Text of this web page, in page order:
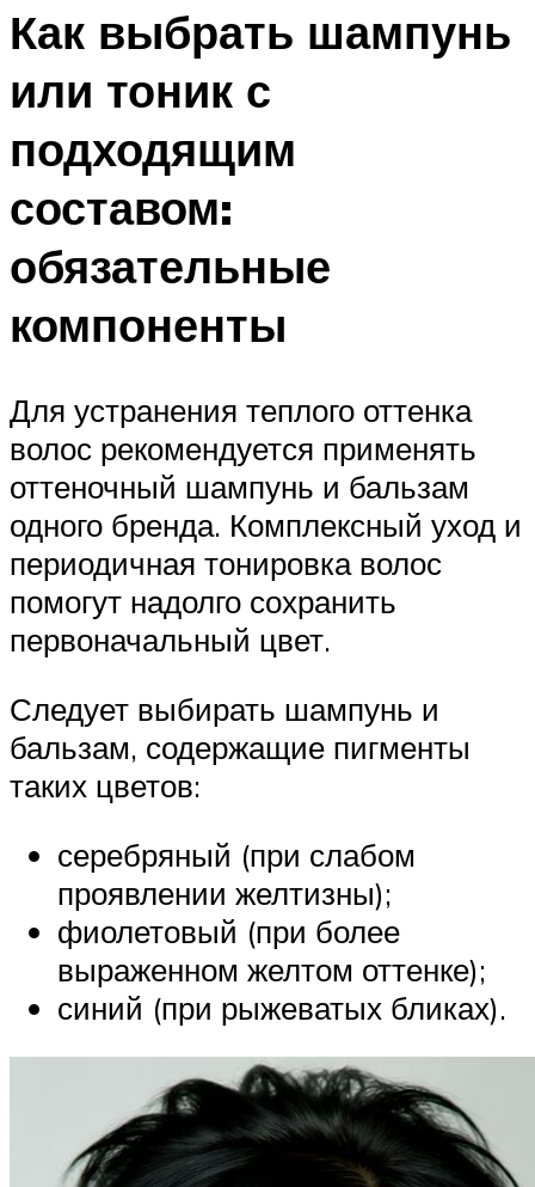
Как выбрать шампунь
или тоник с
подходящим
составом:
обязательные
компоненты
Для устранения теплого оттенка
волос рекомендуется применять
оттеночный шампунь и бальзам
одного бренда. Комплексный уход и
периодичная тонировка волос
помогут надолго сохранить
первоначальный цвет.
Следует выбирать шампунь и
бальзам, содержащие пигменты
таких цветов:
серебряный (при слабом
проявлении желтизны);
фиолетовый (при более
выраженном желтом оттенке);
синий (при рыжеватых бликах).